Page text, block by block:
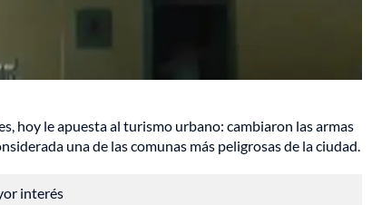
hoy le apuesta al turismo urbano: cambiaron las armas
una de las comunas más peligrosas de la ciudad.
interés